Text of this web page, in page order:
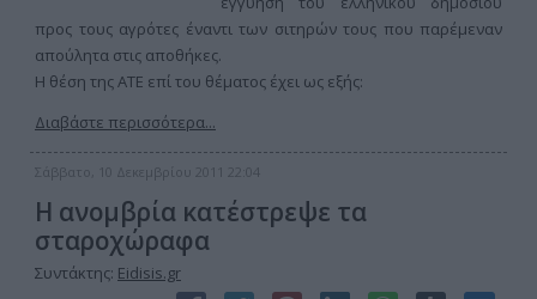
προς τους αγρότες έναντι των σιτηρών τους που παρέμεναν
απούλητα στις αποθήκες.
Η θέση της ΑΤΕ επί του θέματος έχει ως εξής:
Διαβάστε περισσότερα...
Σάββατο, 10 Δεκεμβρίου 2011 22:04
Η ανομβρία κατέστρεψε τα
σταροχώραφα
Συντάκτης: Eidisis.gr